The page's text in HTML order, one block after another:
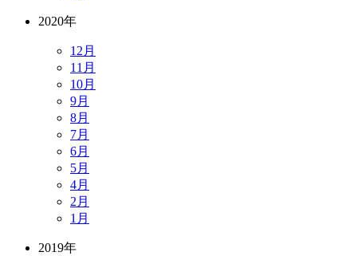
2020年
12月
11月
10月
9月
8月
7月
6月
5月
4月
2月
1月
2019年